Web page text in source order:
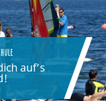
auf’s